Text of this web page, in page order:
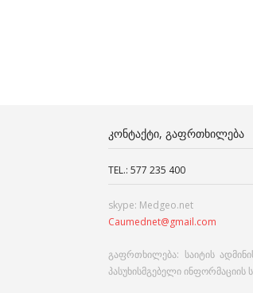
ᲙᲝᲜᲢᲐᲥᲢᲘ, ᲒᲐᲤᲠᲗᲮᲘᲚᲔᲑᲐ
TEL.: 577 235 400
skype: Medgeo.net
Caumednet@gmail.com
გაფრთხილება: საიტის
პასუხისმგებელი ინფორმაციის